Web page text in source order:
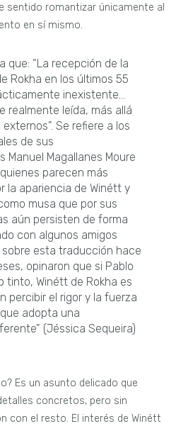
sentido romantizar únicamente al
en sí mismo.
que: “La recepción de la
Rokha en los últimos 55
inexistente…
realmente leída, más allá
Se refiere a los
de sus
Manuel Magallanes Moure
parecen más
la apariencia de Winétt y
musa que por sus
aún persisten de forma
con algunos amigos
esta traducción hace
opinaron que si Pablo
tinto, Winétt de Rokha es
percibir el rigor y la fuerza
adopta una
(Jéssica Sequeira)
Es un asunto delicado que
concretos, pero sin
con el resto. El interés de Winétt